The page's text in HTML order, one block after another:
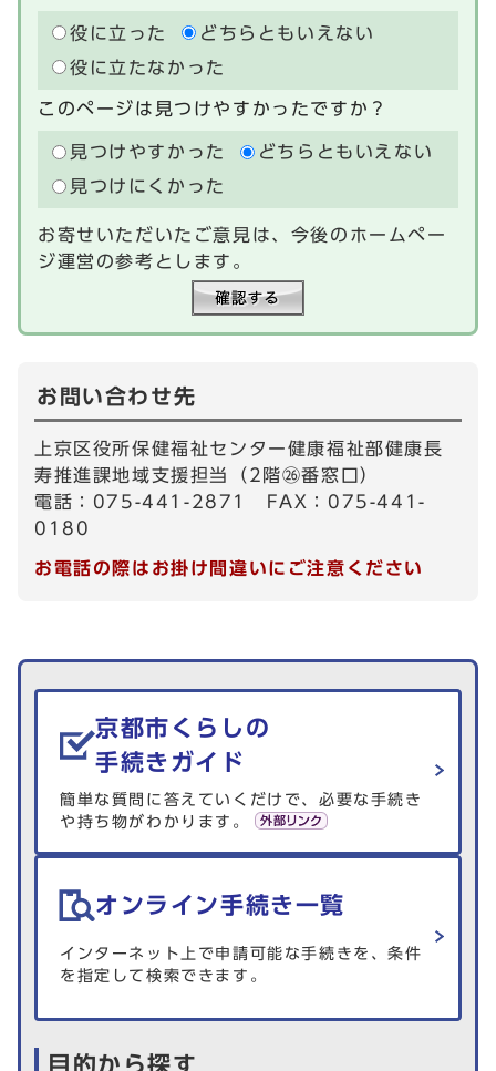
役に立った
どちらともいえない
役に立たなかった
このページは見つけやすかったですか？
見つけやすかった
どちらともいえない
見つけにくかった
お寄せいただいたご意見は、今後のホームペー
ジ運営の参考とします。
お問い合わせ先
上京区役所保健福祉センター健康福祉部健康長
寿推進課地域支援担当（2階㉖番窓口）
電話：075-441-2871 FAX：075-441-
0180
お電話の際はお掛け間違いにご注意ください
生活情報を探す
京都市くらしの
手続きガイド
簡単な質問に答えていくだけで、必要な手続き
や持ち物がわかります。
オンライン手続き一覧
インターネット上で申請可能な手続きを、条件
を指定して検索できます。
目的から探す